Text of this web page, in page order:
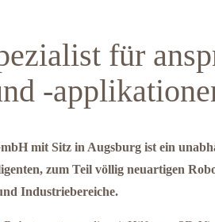
für
-
mit Sitz in Augsburg ist ein
zum Teil völlig neuartigen
Industriebereiche.